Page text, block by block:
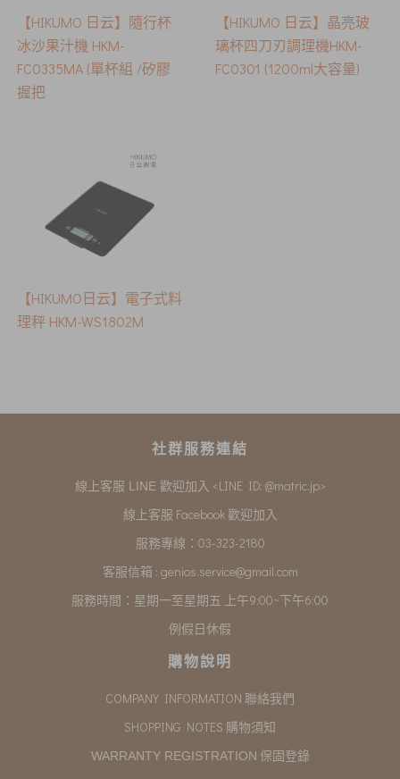
【HIKUMO 日云】隨行杯
冰沙果汁機 HKM-
FC0335MA (單杯組 /矽膠
握把
【HIKUMO 日云】晶亮玻
璃杯四刀刃調理機HKM-
FC0301 (1200ml大容量)
【HIKUMO日云】電子式料
理秤 HKM-WS1802M
社群服務連結
線上客服 LINE 歡迎加入 <LINE ID: @matric.jp>
線上客服 Facebook 歡迎加入
服務專線：03-323-2180
客服信箱 : genios.service@gmail.com
服務時間：星期一至星期五 上午9:00~下午6:00
例假日休假
購物說明
COMPANY INFORMATION 聯絡我們
SHOPPING NOTES 購物須知
WARRANTY REGISTRATION 保固登錄